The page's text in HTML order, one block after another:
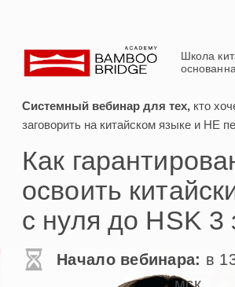
Системный вебинар для тех,кто хочет с нуля
Начало вебинара: в 13.00 и 19.00
мск
Как гарантированно
освоить китайский
с нуля до HSK 3 за 1 год
основанная билингвом